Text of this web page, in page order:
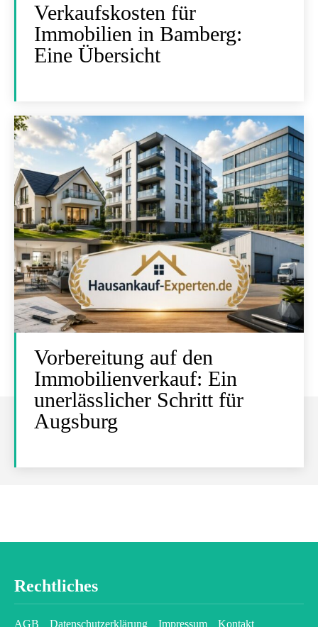
Verkaufskosten für
Immobilien in Bamberg:
Eine Übersicht
Vorbereitung auf den
Immobilienverkauf: Ein
unerlässlicher Schritt für
Augsburg
Rechtliches
AGB Datenschutzerklärung Impressum Kontakt